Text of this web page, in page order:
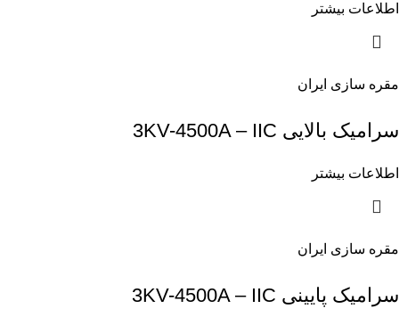
اطلاعات بیشتر
مقره سازی ایران
سرامیک بالایی 3KV-4500A – IIC
اطلاعات بیشتر
مقره سازی ایران
سرامیک پایینی 3KV-4500A – IIC